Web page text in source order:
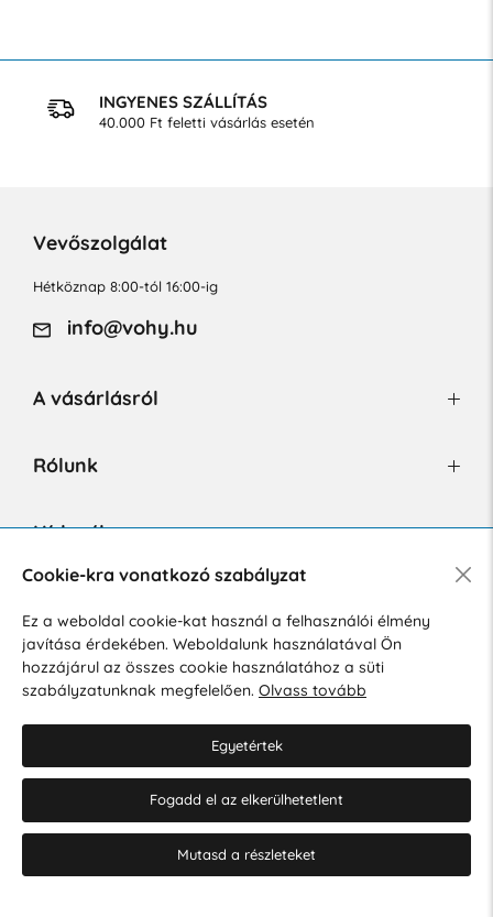
INGYENES SZÁLLÍTÁS
40.000 Ft feletti vásárlás esetén
Vevőszolgálat
Hétköznap 8:00-tól 16:00-ig
info@vohy.hu
A vásárlásról
Rólunk
Hírlevél
Hozzájárulok a személyes adatok marketing célú kezeléséhez.
Személyes adatok védelmére vonatkozó szabályzat.
Cookie-beállítások szerkesztése
Cookie-kra vonatkozó szabályzat
Ez a weboldal cookie-kat használ a felhasználói élmény
javítása érdekében. Weboldalunk használatával Ön
hozzájárul az összes cookie használatához a süti
szabályzatunknak megfelelően. Olvass tovább
Egyetértek
Fogadd el az elkerülhetetlent
Mutasd a részleteket